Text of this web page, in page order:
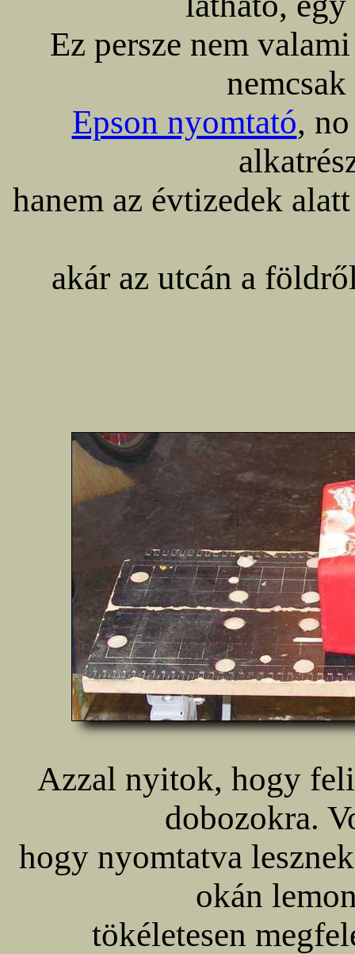
Ez persze nem
Epson nyomtató,
hanem az évtizedek
akár az utcán a
Azzal nyitok, hogy
dobozokra.
hogy nyomtatva
okán
tökéletesen